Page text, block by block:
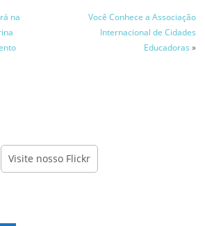
na
Você Conhece a Associação
Internacional de Cidades
Educadoras »
Visite nosso Flickr